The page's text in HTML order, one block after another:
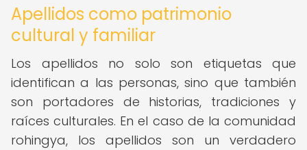
Apellidos como patrimonio
cultural y familiar
Los apellidos no solo son etiquetas que
identifican a las personas, sino que también
son portadores de historias, tradiciones y
raíces culturales. En el caso de la comunidad
rohingya, los apellidos son un verdadero